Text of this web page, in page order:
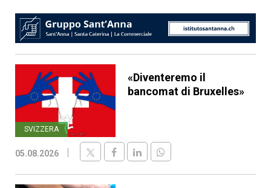
SVIZZERA
«Diventeremo il
bancomat di Bruxelles»
05.08.2026